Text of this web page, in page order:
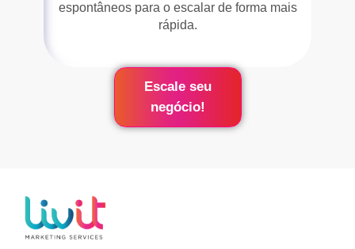
espontâneos para o escalar de forma mais
rápida.
Escale seu
negócio!